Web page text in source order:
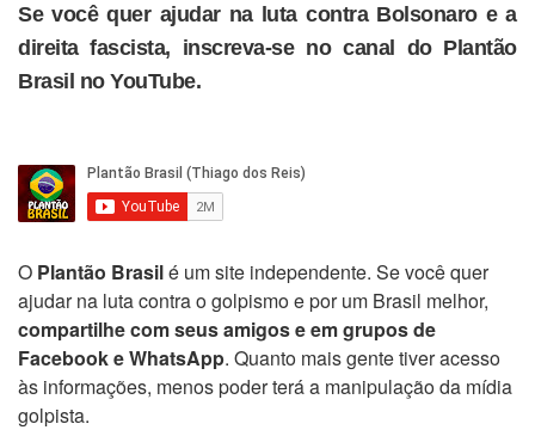
Se você quer ajudar na luta contra Bolsonaro e a
direita fascista, inscreva-se no canal do Plantão
Brasil no YouTube.
O Plantão Brasilé um site independente. Se você quer
ajudar na luta contra o golpismo e por um Brasil melhor,
compartilhe com seus amigos e em grupos de
Facebook e WhatsApp. Quanto mais gente tiver acesso
às informações, menos poder terá a manipulação da mídia
golpista.